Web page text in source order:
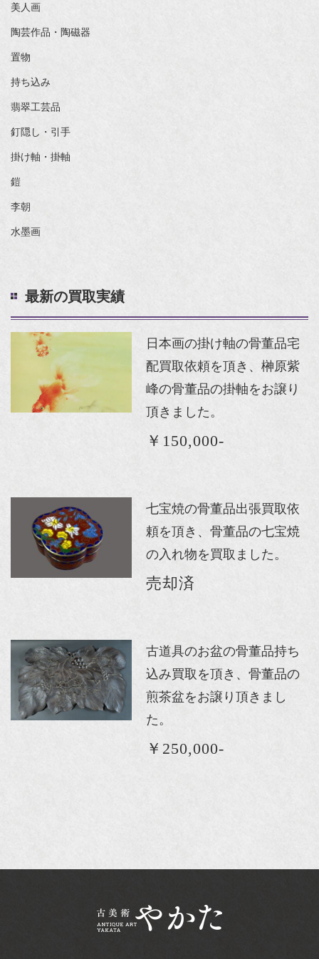
美人画
陶芸作品・陶磁器
置物
持ち込み
翡翠工芸品
釘隠し・引手
掛け軸・掛軸
鎧
李朝
水墨画
最新の買取実績
日本画の掛け軸の骨董品宅
配買取依頼を頂き、榊原紫
峰の骨董品の掛軸をお譲り
頂きました。
￥150,000-
七宝焼の骨董品出張買取依
頼を頂き、骨董品の七宝焼
の入れ物を買取ました。
売却済
古道具のお盆の骨董品持ち
込み買取を頂き、骨董品の
煎茶盆をお譲り頂きまし
た。
￥250,000-